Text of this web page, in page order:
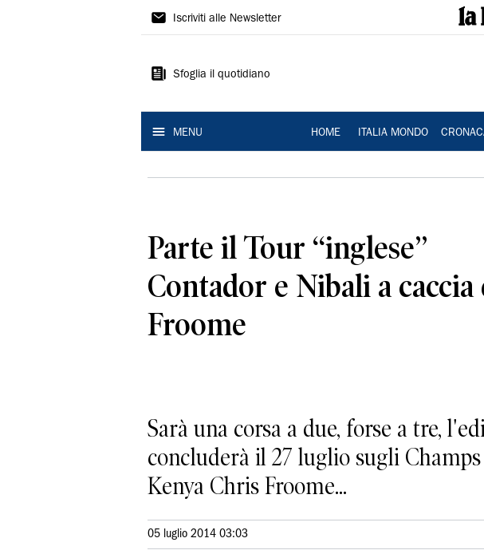
La
Ferrara
Iscriviti alle Newsletter
Sfoglia il quotidiano
MENU HOME ITALIA MONDO
Parte il Tour ‘‘inglese’’
Contador e Nibali a caccia
Froome
Sarà una corsa a due, forse a tre,
concluderà il 27 luglio sugli
Kenya Chris Froome...
05 luglio 2014 03:03